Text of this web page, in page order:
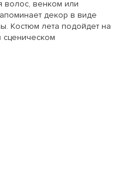
волос, венком или
декор в виде
Костюм лета подойдет на
сценическом